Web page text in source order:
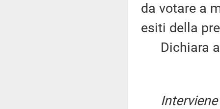
da votare a
esiti della
Dichiara